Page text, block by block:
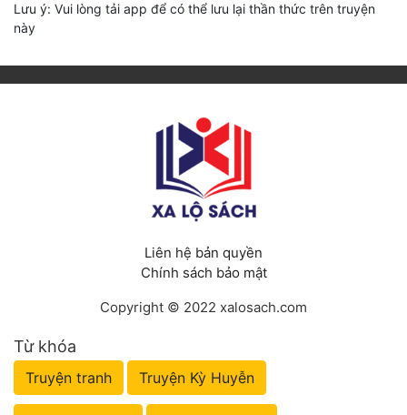
Lưu ý: Vui lòng tải app để có thể lưu lại thần thức trên truyện
này
Liên hệ bản quyền
Chính sách bảo mật
Copyright © 2022 xalosach.com
Từ khóa
Truyện tranh Truyện Kỳ Huyễn